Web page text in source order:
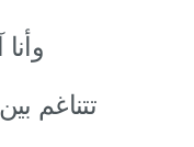
تتناغم